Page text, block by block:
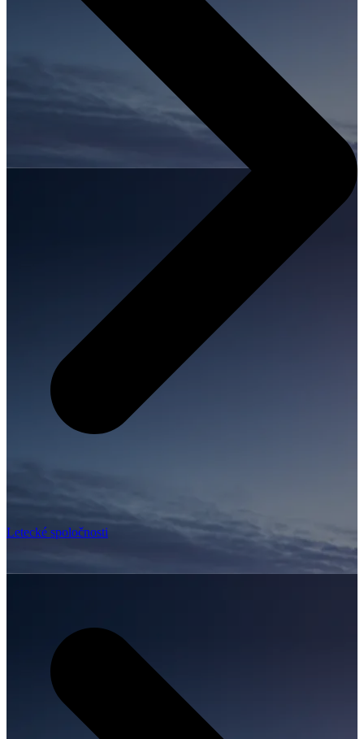
Letecké spoločnosti